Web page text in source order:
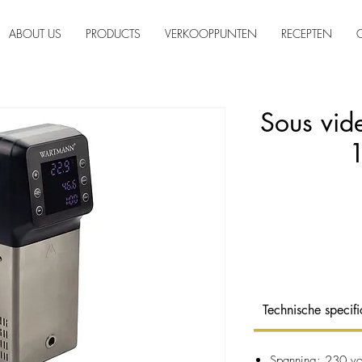
ABOUT US PRODUCTS VERKOOPPUNTEN RECEPTEN
Sous
Technische